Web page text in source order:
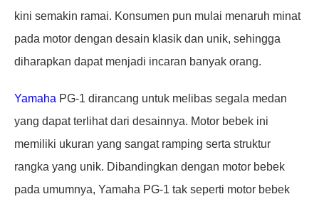
kini semakin ramai. Konsumen pun mulai menaruh minat
pada motor dengan desain klasik dan unik, sehingga
diharapkan dapat menjadi incaran banyak orang.
Yamaha PG-1 dirancang untuk melibas segala medan
yang dapat terlihat dari desainnya. Motor bebek ini
memiliki ukuran yang sangat ramping serta struktur
rangka yang unik. Dibandingkan dengan motor bebek
pada umumnya, Yamaha PG-1 tak seperti motor bebek